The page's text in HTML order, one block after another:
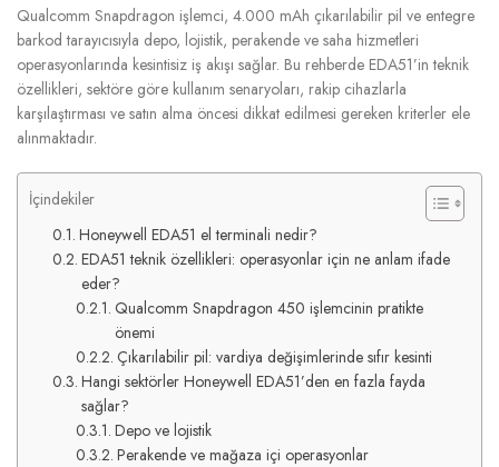
Qualcomm Snapdragon işlemci, 4.000 mAh çıkarılabilir pil ve entegre
barkod tarayıcısıyla depo, lojistik, perakende ve saha hizmetleri
operasyonlarında kesintisiz iş akışı sağlar. Bu rehberde EDA51’in teknik
özellikleri, sektöre göre kullanım senaryoları, rakip cihazlarla
karşılaştırması ve satın alma öncesi dikkat edilmesi gereken kriterler ele
alınmaktadır.
İçindekiler
Honeywell EDA51 el terminali nedir?
EDA51 teknik özellikleri: operasyonlar için ne anlam ifade
eder?
Qualcomm Snapdragon 450 işlemcinin pratikte
önemi
Çıkarılabilir pil: vardiya değişimlerinde sıfır kesinti
Hangi sektörler Honeywell EDA51’den en fazla fayda
sağlar?
Depo ve lojistik
Perakende ve mağaza içi operasyonlar